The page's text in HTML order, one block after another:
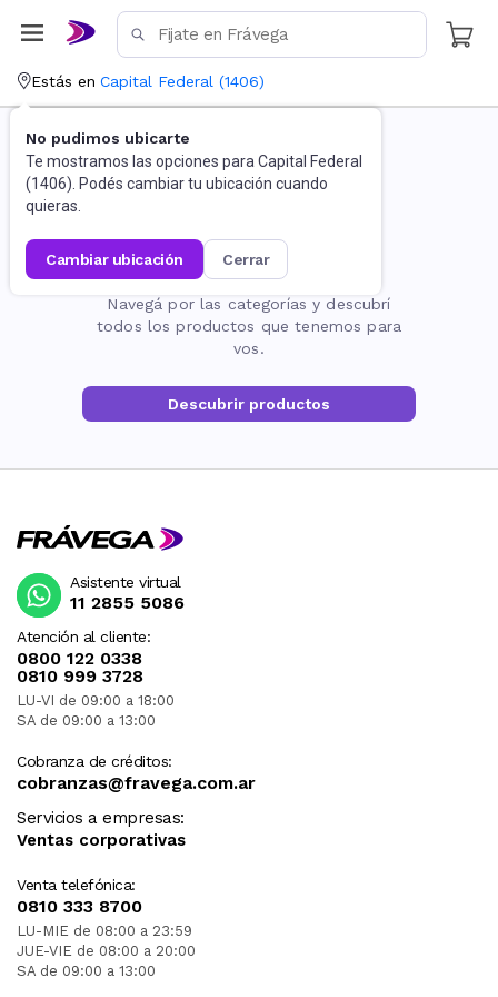
Estás en Capital Federal (1406)
No pudimos ubicarte
Te mostramos las opciones para Capital Federal
(1406). Podés cambiar tu ubicación cuando
quieras.
cambiar ubicación cerrar
La página no existe
Navegá por las categorías y descubrí
todos los productos que tenemos para
vos.
Descubrir productos
Atención al cliente:
0800 122 0338
0810 999 3728
LU-VI de 09:00 a 18:00
SA de 09:00 a 13:00
Cobranza de créditos:
cobranzas@fravega.com.ar
Servicios a empresas:
Ventas corporativas
Venta telefónica:
0810 333 8700
LU-MIE de 08:00 a 23:59
JUE-VIE de 08:00 a 20:00
SA de 09:00 a 13:00
Asistente virtual
11 2855 5086